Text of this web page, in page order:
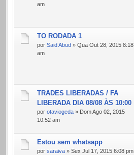
am
TO RODADA 1
por Said Abud » Qua Out 28, 2015 8:18
am
TRADES LIBERADAS / FA
LIBERADA DIA 08/08 ÀS 10:00
por otaviogeda » Dom Ago 02, 2015
10:52 am
Estou sem whatsapp
por saraiva » Sex Jul 17, 2015 6:08 pm